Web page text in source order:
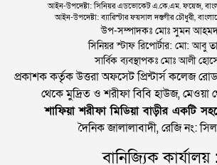
আইন-উপদেষ্টা: সিনিয়র এডভোকেট এ.কে.এম. ফয়েজ,
আইন-উপদেষ্টা: ব্যারিস্টার ফয়সাল দস্তগীর চৌধুরী,
উপ-সম্পাদকঃ মোঃ সুমন
সিনিয়র স্টাফ রিপোর্টার: মো: আবু
সার্বিক ব্যবস্থাপকঃ মোঃ আলী
প্রকাশক কর্তৃক উত্তরা অফসেট প্রিন্টার্স কলেজ
থেকে মুদ্রিত ও শরীফা বিবি হাউজ, মেওয়া
শাফিয়া শরীফা মিডিয়া বাড়ীর একটি
দৈনিক জালালাবাদী, রেজি নং:
বানিজ্যিক কার্যালয় :